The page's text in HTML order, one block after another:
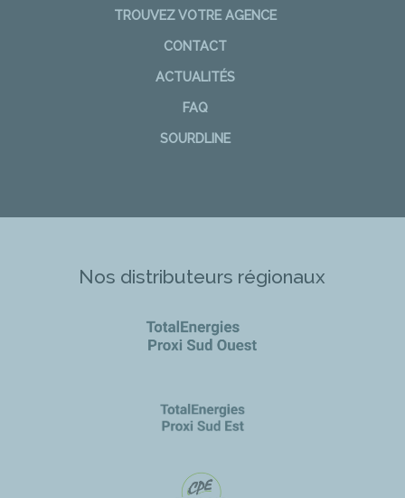
TROUVEZ VOTRE AGENCE
CONTACT
ACTUALITÉS
FAQ
SOURDLINE
Nos distributeurs régionaux